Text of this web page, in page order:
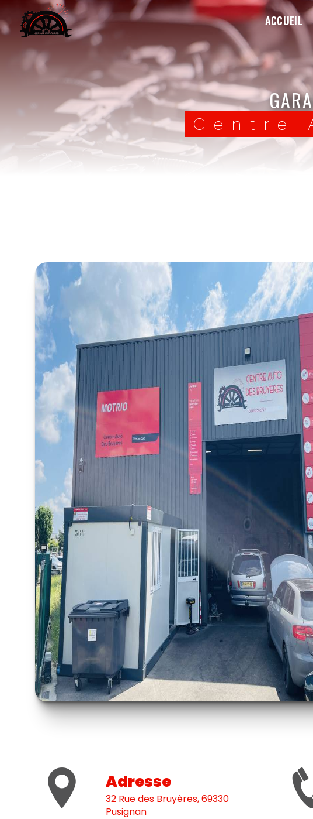
ACCUEIL
Centre
Adresse
32 Rue des Bruyères, 69330
Pusignan
Panneau de gestion des cookies